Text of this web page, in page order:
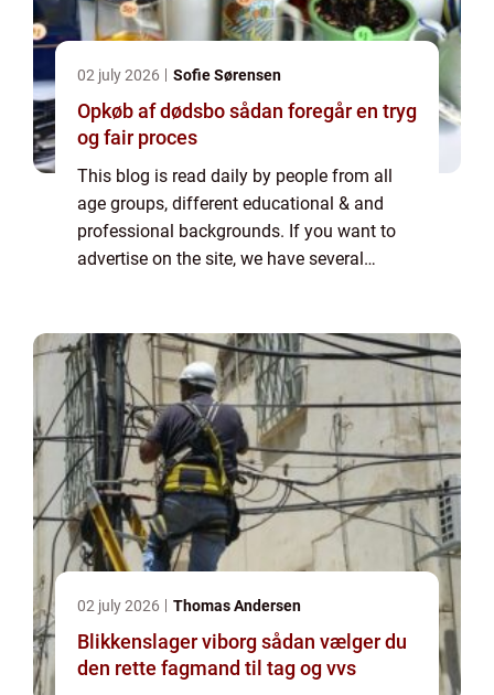
02 july 2026 Sofie Sørensen
Opkøb af dødsbo sådan foregår en tryg
og fair proces
This blog is read daily by people from all
age groups, different educational & and
professional backgrounds. If you want to
advertise on the site, we have several
02 july 2026 Thomas Andersen
Blikkenslager viborg sådan vælger du
den rette fagmand til tag og vvs